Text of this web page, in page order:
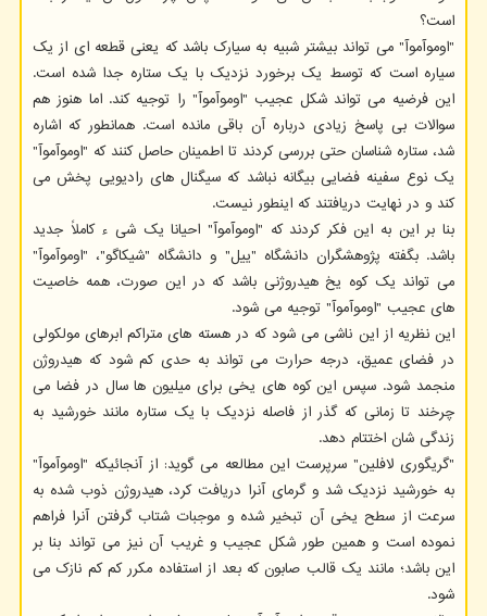
است؟
"اوموآموآ" می تواند بیشتر شبیه به سیارک باشد که یعنی قطعه ای از یک
سیاره است که توسط یک برخورد نزدیک با یک ستاره جدا شده است.
این فرضیه می تواند شکل عجیب "اوموآموآ" را توجیه کند. اما هنوز هم
سوالات بی پاسخ زیادی درباره آن باقی مانده است. همانطور که اشاره
شد، ستاره شناسان حتی بررسی کردند تا اطمینان حاصل کنند که "اوموآموآ"
یک نوع سفینه فضایی بیگانه نباشد که سیگنال های رادیویی پخش می
کند و در نهایت دریافتند که اینطور نیست.
بنا بر این به این فکر کردند که "اوموآموآ" احیانا یک شی ء کاملاً جدید
باشد. بگفته پژوهشگران دانشگاه "ییل" و دانشگاه "شیکاگو"، "اوموآموآ"
می تواند یک کوه یخ هیدروژنی باشد که در این صورت، همه خاصیت
های عجیب "اوموآموآ" توجیه می شود.
این نظریه از این ناشی می شود که در هسته های متراکم ابرهای مولکولی
در فضای عمیق، درجه حرارت می تواند به حدی کم شود که هیدروژن
منجمد شود. سپس این کوه های یخی برای میلیون ها سال در فضا می
چرخند تا زمانی که گذر از فاصله نزدیک با یک ستاره مانند خورشید به
زندگی شان اختتام دهد.
"گریگوری لافلین" سرپرست این مطالعه می گوید: از آنجائیکه "اوموآموآ"
به خورشید نزدیک شد و گرمای آنرا دریافت کرد، هیدروژن ذوب شده به
سرعت از سطح یخی آن تبخیر شده و موجبات شتاب گرفتن آنرا فراهم
نموده است و همین طور شکل عجیب و غریب آن نیز می تواند بنا بر
این باشد؛ مانند یک قالب صابون که بعد از استفاده مکرر کم کم نازک می
شود.